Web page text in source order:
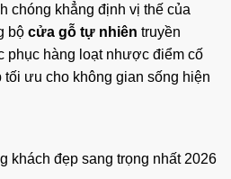
chóng khẳng định vị thế của
bộ cửa gỗ tự nhiên truyền
phục hàng loạt nhược điểm cố
ưu cho không gian sống hiện
khách đẹp sang trọng nhất 2026